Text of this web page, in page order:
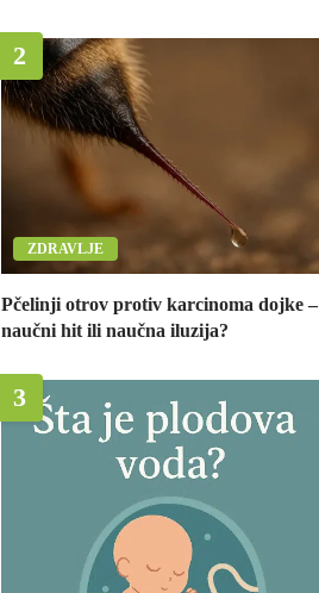
2
ZDRAVLJE
Pčelinji otrov protiv karcinoma dojke –
naučni hit ili naučna iluzija?
3